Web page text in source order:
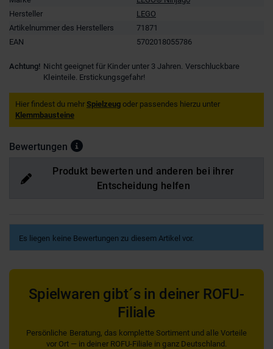
Hersteller
LEGO
Artikelnummer des Herstellers
71871
EAN
5702018055786
Achtung! Nicht geeignet für Kinder unter 3 Jahren. Verschluckbare
Kleinteile. Erstickungsgefahr!
Hier findest du mehr Spielzeug oder passendes hierzu unter
Klemmbausteine
Bewertungen
Produkt bewerten und anderen bei ihrer
Entscheidung helfen
Es liegen keine Bewertungen zu diesem Artikel vor.
Spielwaren gibt´s in deiner ROFU-
Filiale
Persönliche Beratung, das komplette Sortiment und alle Vorteile
vor Ort — in deiner ROFU-Filiale in ganz Deutschland.